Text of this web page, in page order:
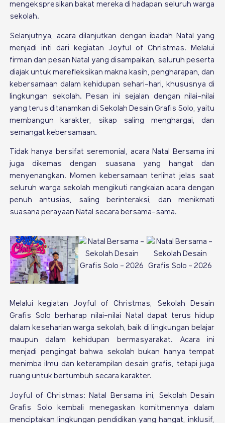
mengekspresikan bakat mereka di hadapan seluruh warga
sekolah.
Selanjutnya, acara dilanjutkan dengan ibadah Natal yang
menjadi inti dari kegiatan Joyful of Christmas. Melalui
firman dan pesan Natal yang disampaikan, seluruh peserta
diajak untuk merefleksikan makna kasih, pengharapan, dan
kebersamaan dalam kehidupan sehari-hari, khususnya di
lingkungan sekolah. Pesan ini sejalan dengan nilai-nilai
yang terus ditanamkan di Sekolah Desain Grafis Solo, yaitu
membangun karakter, sikap saling menghargai, dan
semangat kebersamaan.
Tidak hanya bersifat seremonial, acara Natal Bersama ini
juga dikemas dengan suasana yang hangat dan
menyenangkan. Momen kebersamaan terlihat jelas saat
seluruh warga sekolah mengikuti rangkaian acara dengan
penuh antusias, saling berinteraksi, dan menikmati
suasana perayaan Natal secara bersama-sama.
Melalui kegiatan Joyful of Christmas, Sekolah Desain
Grafis Solo berharap nilai-nilai Natal dapat terus hidup
dalam keseharian warga sekolah, baik di lingkungan belajar
maupun dalam kehidupan bermasyarakat. Acara ini
menjadi pengingat bahwa sekolah bukan hanya tempat
menimba ilmu dan keterampilan desain grafis, tetapi juga
ruang untuk bertumbuh secara karakter.
Joyful of Christmas: Natal Bersama ini, Sekolah Desain
Grafis Solo kembali menegaskan komitmennya dalam
menciptakan lingkungan pendidikan yang hangat, inklusif,